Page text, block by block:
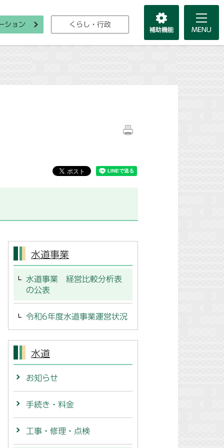
ション くらし・行政
水道事業
水道事業 経営比較分析表
の公表
令和6年度水道事業運営状況
水道
お知らせ
手続き・料金
工事・修理・点検